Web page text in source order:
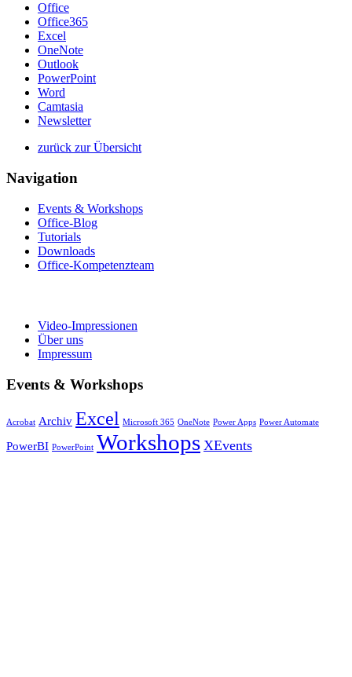
Office
Office365
Excel
OneNote
Outlook
PowerPoint
Word
Camtasia
Newsletter
zurück zur Übersicht
Navigation
Events & Workshops
Office-Blog
Tutorials
Downloads
Office-Kompetenzteam
Video-Impressionen
Über uns
Impressum
Events & Workshops
Acrobat Archiv Excel Microsoft 365 OneNote Power Apps Power Automate
PowerBI PowerPoint Workshops XEvents